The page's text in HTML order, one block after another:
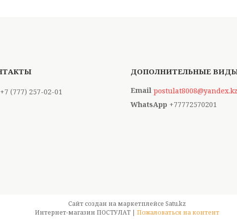
+7 (777) 257-02-01
postulat8008@yandex.kz
+77772570201
Сайт создан на маркетплейсе Satu.kz
Интернет-магазин ПОСТУЛАТ | Пожаловаться на контент